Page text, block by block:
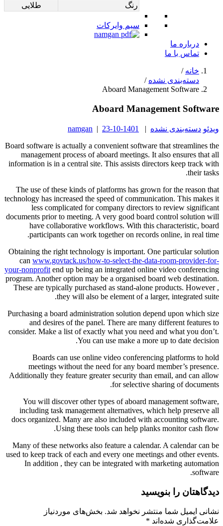
رنگ
طلایی
سیم وایرکات
درباره ما
تماس با ما
خانه /
دسته‌بندی نشده /
Aboard Management Software
Aboard Management Software
ویدئو دسته‌بندی نشده |
1401-10-23
|
namgan
Board software is actually a convenient software that streamlines the
management process of aboard meetings. It also ensures that all
information is in a central site. This assists directors keep track with
their tasks.
The use of these kinds of platforms has grown for the reason that
technology has increased the speed of communication. This makes it
less complicated for company directors to review significant
documents prior to meeting. A very good board control solution will
have collaborative workflows. With this characteristic, board
participants can work together on records online, in real time.
Obtaining the right technology is important. One particular solution
can www.govtack.us/how-to-select-the-data-room-provider-for-
your-nonprofit end up being an integrated online video conferencing
program. Another option may be a organised board web destination.
These are typically purchased as stand-alone products. However ,
they will also be element of a larger, integrated suite.
Purchasing a board administration solution depend upon which size
and desires of the panel. There are many different features to
consider. Make a list of exactly what you need and what you don’t.
You can use make a more up to date decision.
Boards can use online video conferencing platforms to hold
meetings without the need for any board member’s presence.
Additionally they feature greater security than email, and can allow
for selective sharing of documents.
You will discover other types of aboard management software,
including task management alternatives, which help preserve all
docs organized. Many are also included with accounting software.
Using these tools can help planks monitor cash flow.
Many of these networks also feature a calendar. A calendar can be
used to keep track of each and every one meetings and other events.
In addition , they can be integrated with marketing automation
software.
دیدگاهتان را بنویسید
نشانی ایمیل شما منتشر نخواهد شد. بخش‌های موردنیاز
علامت‌گذاری شده‌اند *